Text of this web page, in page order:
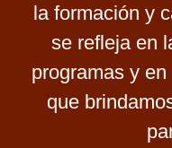
la formación y
se refleja en
programas y
que